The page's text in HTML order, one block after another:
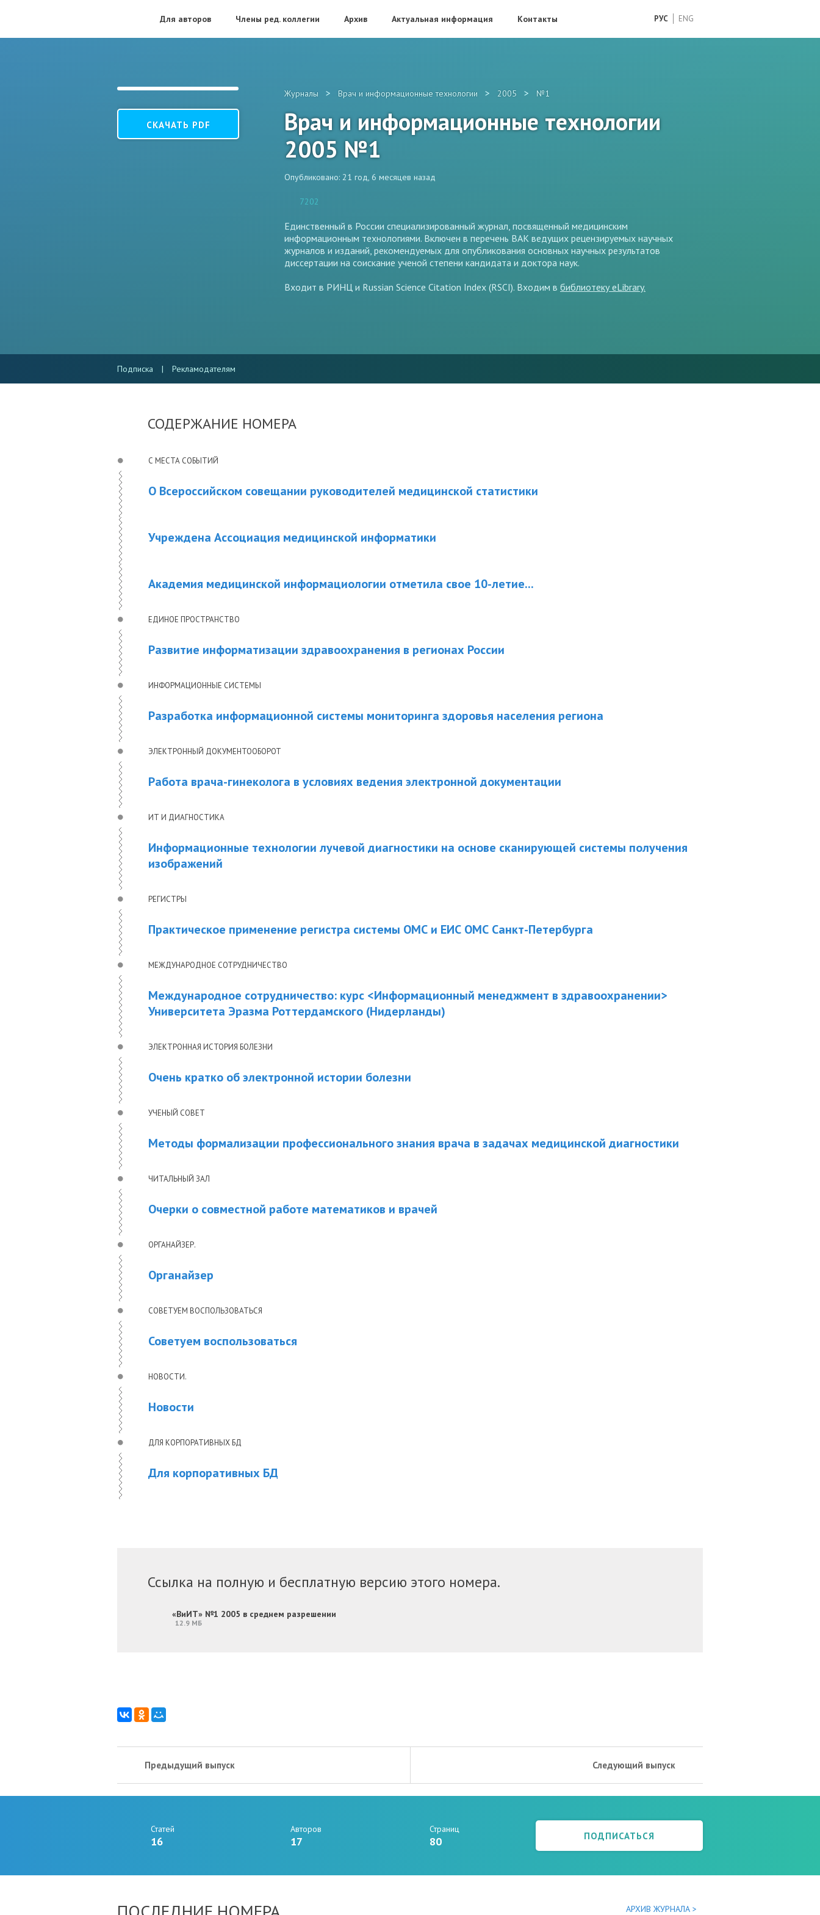
РУС ENG
Для авторов Члены ред. коллегии Архив Актуальная информация Контакты
СКАЧАТЬ PDF
Журналы > Врач и информационные технологии > 2005 > №1
Врач и информационные технологии
2005 №1
Опубликовано: 21 год, 6 месяцев назад
7202
Единственный в России специализированный журнал, посвященный медицинским
информационным технологиями. Включен в перечень ВАК ведущих рецензируемых научных
журналов и изданий, рекомендуемых для опубликования основных научных результатов
диссертации на соискание ученой степени кандидата и доктора наук.
Входит в РИНЦ и Russian Science Citation Index (RSCI). Входим в библиотеку eLibrary.
Подписка | Рекламодателям
СОДЕРЖАНИЕ НОМЕРА
С МЕСТА СОБЫТИЙ
О Всероссийском совещании руководителей медицинской статистики
Учреждена Ассоциация медицинской информатики
Академия медицинской информациологии отметила свое 10-летие...
ЕДИНОЕ ПРОСТРАНСТВО
Развитие информатизации здравоохранения в регионах России
ИНФОРМАЦИОННЫЕ СИСТЕМЫ
Разработка информационной системы мониторинга здоровья населения региона
ЭЛЕКТРОННЫЙ ДОКУМЕНТООБОРОТ
Работа врача-гинеколога в условиях ведения электронной документации
ИТ И ДИАГНОСТИКА
Информационные технологии лучевой диагностики на основе сканирующей системы получения
изображений
РЕГИСТРЫ
Практическое применение регистра системы ОМС и ЕИС ОМС Санкт-Петербурга
МЕЖДУНАРОДНОЕ СОТРУДНИЧЕСТВО
Международное сотрудничество: курс <Информационный менеджмент в здравоохранении>
Университета Эразма Роттердамского (Нидерланды)
ЭЛЕКТРОННАЯ ИСТОРИЯ БОЛЕЗНИ
Очень кратко об электронной истории болезни
УЧЕНЫЙ СОВЕТ
Методы формализации профессионального знания врача в задачах медицинской диагностики
ЧИТАЛЬНЫЙ ЗАЛ
Очерки о совместной работе математиков и врачей
ОРГАНАЙЗЕР.
Органайзер
СОВЕТУЕМ ВОСПОЛЬЗОВАТЬСЯ
Советуем воспользоваться
НОВОСТИ.
Новости
ДЛЯ КОРПОРАТИВНЫХ БД
Для корпоративных БД
Ссылка на полную и бесплатную версию этого номера.
«ВиИТ» №1 2005 в среднем разрешении
12.9 МБ
Предыдущий выпуск Следующий выпуск
Статей
16
Авторов
17
Страниц
80 ПОДПИСАТЬСЯ
АРХИВ ЖУРНАЛА >